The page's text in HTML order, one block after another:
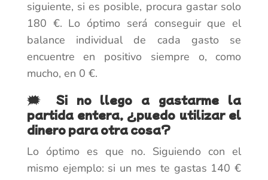
siguiente, si es posible, procura gastar solo
180 €. Lo óptimo será conseguir que el
balance individual de cada gasto se
encuentre en positivo siempre o, como
mucho, en 0 €.
🗯️ Si no llego a gastarme la
partida entera, ¿puedo utilizar el
dinero para otra cosa?
Lo óptimo es que no. Siguiendo con el
mismo ejemplo: si un mes te gastas 140 €